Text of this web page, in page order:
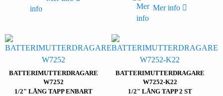
Mer info
BATTERIMUTTERDRAGARE
W7252
1/2" LÅNG TAPP ENBART
BATTERIMUTTERDRAGARE
W7252-K22
1/2" LÅNG TAPP 2 ST